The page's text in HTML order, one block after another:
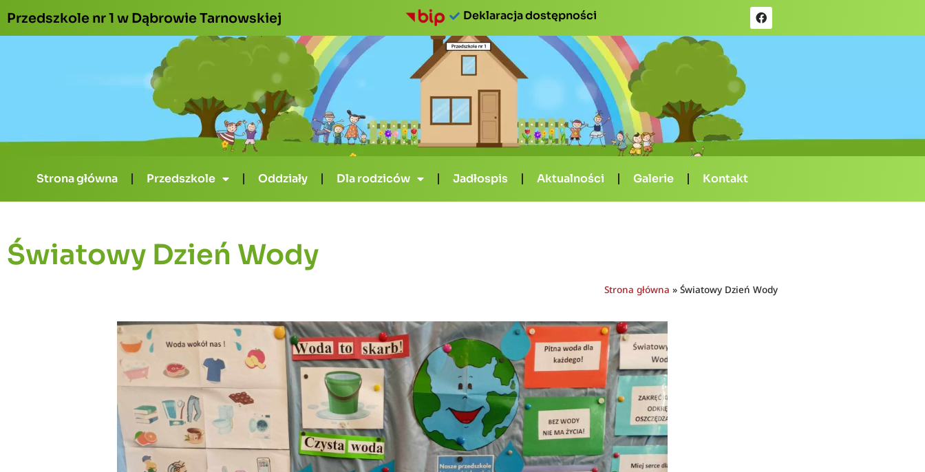
Przedszkole nr 1 w Dąbrowie Tarnowskiej Deklaracja dostępności
Strona główna Przedszkole Oddziały Dla rodziców Jadłospis Aktualności Galerie Kontakt
Światowy Dzień Wody
Strona główna » Światowy Dzień Wody